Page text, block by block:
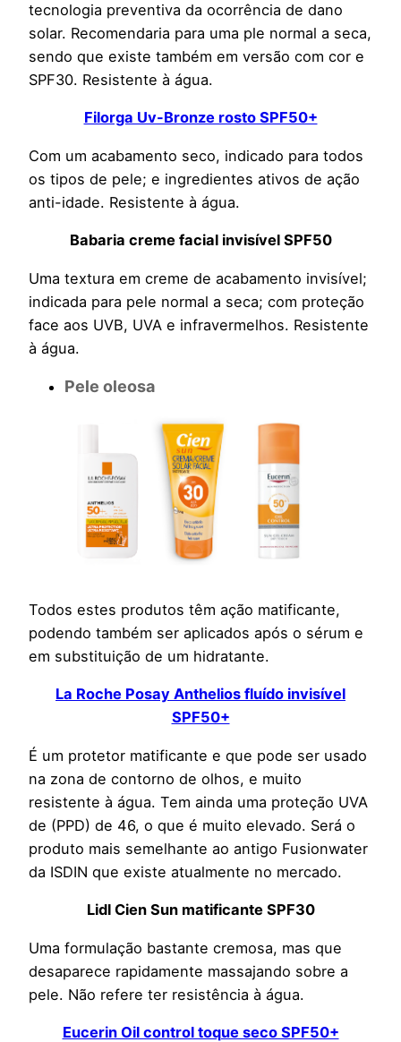
tecnologia preventiva da ocorrência de dano
solar. Recomendaria para uma ple normal a seca,
sendo que existe também em versão com cor e
SPF30. Resistente à água.
Filorga Uv-Bronze rosto SPF50+
Com um acabamento seco, indicado para todos
os tipos de pele; e ingredientes ativos de ação
anti-idade. Resistente à água.
Babaria creme facial invisível SPF50
Uma textura em creme de acabamento invisível;
indicada para pele normal a seca; com proteção
face aos UVB, UVA e infravermelhos. Resistente
à água.
Pele oleosa
Todos estes produtos têm ação matificante,
podendo também ser aplicados após o sérum e
em substituição de um hidratante.
La Roche Posay Anthelios fluído invisível
SPF50+
É um protetor matificante e que pode ser usado
na zona de contorno de olhos, e muito
resistente à água. Tem ainda uma proteção UVA
de (PPD) de 46, o que é muito elevado. Será o
produto mais semelhante ao antigo Fusionwater
da ISDIN que existe atualmente no mercado.
Lidl Cien Sun matificante SPF30
Uma formulação bastante cremosa, mas que
desaparece rapidamente massajando sobre a
pele. Não refere ter resistência à água.
Eucerin Oil control toque seco SPF50+